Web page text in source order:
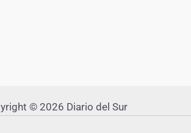
© 2026 Diario del Sur